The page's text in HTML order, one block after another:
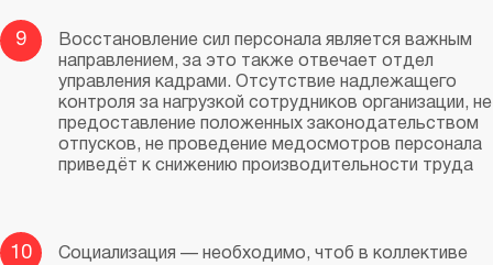
9
Восстановление сил персонала является важным
направлением, за это также отвечает отдел
управления кадрами. Отсутствие надлежащего
контроля за нагрузкой сотрудников организации, не
предоставление положенных законодательством
отпусков, не проведение медосмотров персонала
приведёт к снижению производительности труда
10
Социализация — необходимо, чтоб в коллективе